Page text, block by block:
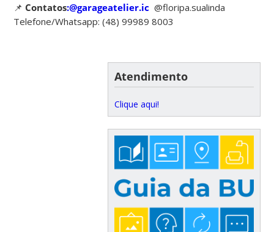
📌 Contatos:@garageatelier.ic @floripa.sualinda
Telefone/Whatsapp: (48) 99989 8003
Atendimento
Clique aqui!